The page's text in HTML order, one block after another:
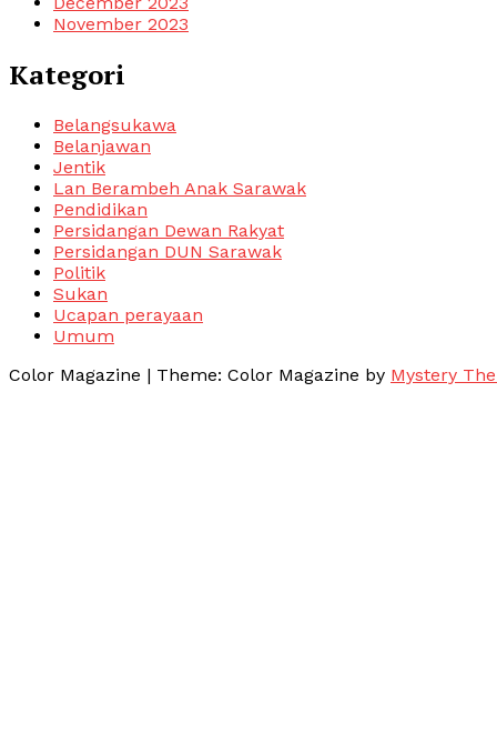
November 2023
Kategori
Belangsukawa
Belanjawan
Jentik
Lan Berambeh Anak Sarawak
Pendidikan
Persidangan Dewan Rakyat
Persidangan DUN Sarawak
Politik
Sukan
Ucapan perayaan
Umum
Color Magazine | Theme: Color Magazine by Mystery